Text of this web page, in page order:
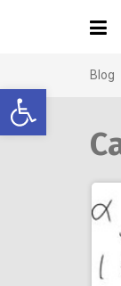
Abrir a
Blog